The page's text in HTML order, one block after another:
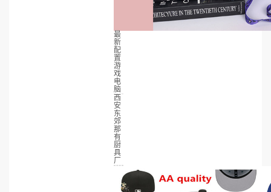
最
新
配
置
游
戏
电
脑
西
安
东
郊
那
有
厨
具
厂